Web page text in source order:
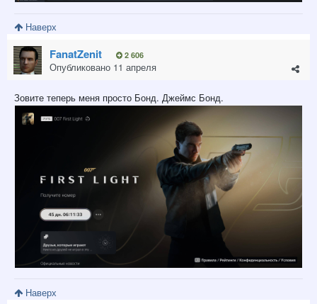
Наверх
FanatZenit 2 606
Опубликовано 11 апреля
Зовите теперь меня просто Бонд. Джеймс Бонд.
Наверх